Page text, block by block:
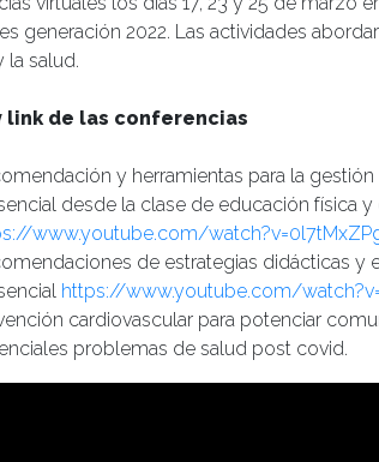
generación 2022. Las actividades
la salud.
link de las conferencias
y herramientas para la
desde la clase de educación física
www.youtube.com/
de estrategias didácticas y
https://www.youtube.com/
cardiovascular para potenciar
problemas de salud post covid.